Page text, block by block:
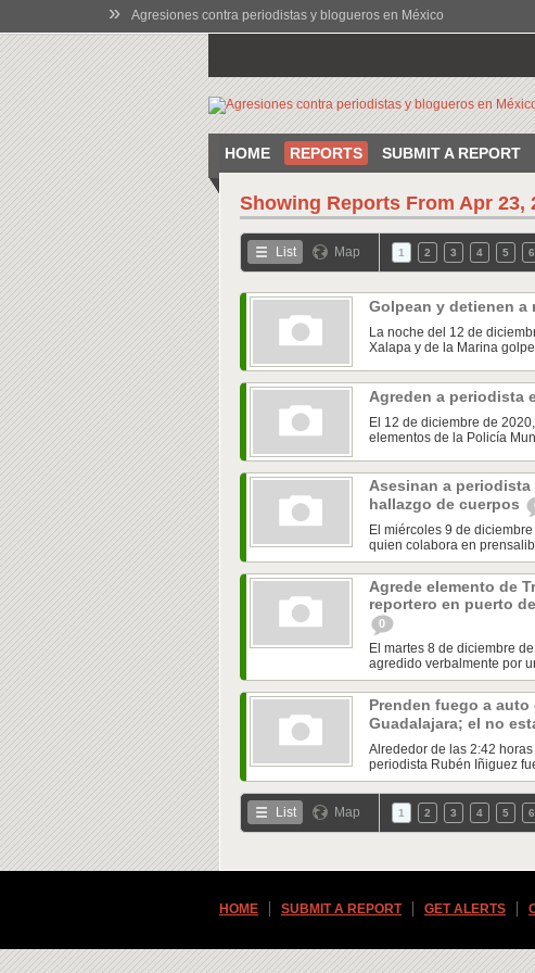
» Agresiones contra periodistas y blogueros en México
HOME REPORTS SUBMIT A REPORT
Showing Reports From Apr 23,
List Map 1 2 3 4 5 6
Golpean y detienen a
La noche del 12 de
Xalapa y de la Marina
Agreden a periodista
El 12 de diciembre de
elementos de la Policía
Asesinan a
hallazgo de cuerpos
El miércoles 9 de
quien colabora en
Agrede elemento de
reportero en puerto
0
El martes 8 de diciembre
agredido verbalmente por
Prenden fuego a
Guadalajara; el no
Alrededor de las 2:42
periodista Rubén Iñiguez
List Map 1 2 3 4 5 6
HOME SUBMIT A REPORT GET ALERTS